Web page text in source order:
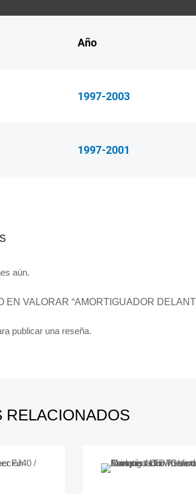
Año
1997-2003
1997-2001
aún.
EN VALORAR “AMORTIGUADOR
publicar una reseña.
RELACIONADOS
Wishlist
to Compare Add to
Add to